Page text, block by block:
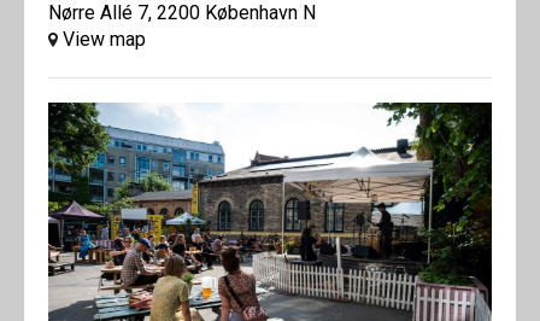
App
App
About us
Contributors
Contact us
Privacy
SHOP
Nørre Allé 7, 2200 København N
View map